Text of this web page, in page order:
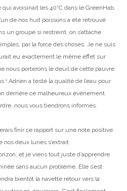
avoisinait les 40°C dans le GreenHab.
de nos huit poissons a été retrouvé
un groupe si restreint, on s’attache
par la force des choses. Je ne suis
eu exactement le même effet sur
nous porterons le deuil de cette pauvre
! Adrien a testé la qualité de l’eau pour
derrière ce malheureux événement.
nous vous tiendrons informés.
finir ce rapport sur une note positive.
nos deux lunes s’extrait
et je viens tout juste d’apprendre
sans aucun problème. Elle s’est
bientôt la navette retour vers la